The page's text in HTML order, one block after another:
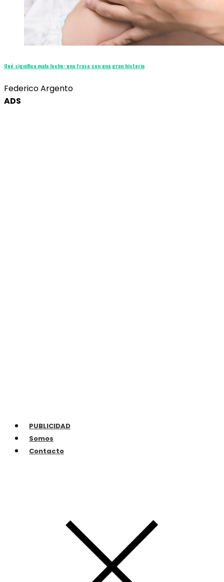
Qué significa mala leche: una frase con una gran historia
Federico Argento
ADS
PUBLICIDAD
Somos
Contacto